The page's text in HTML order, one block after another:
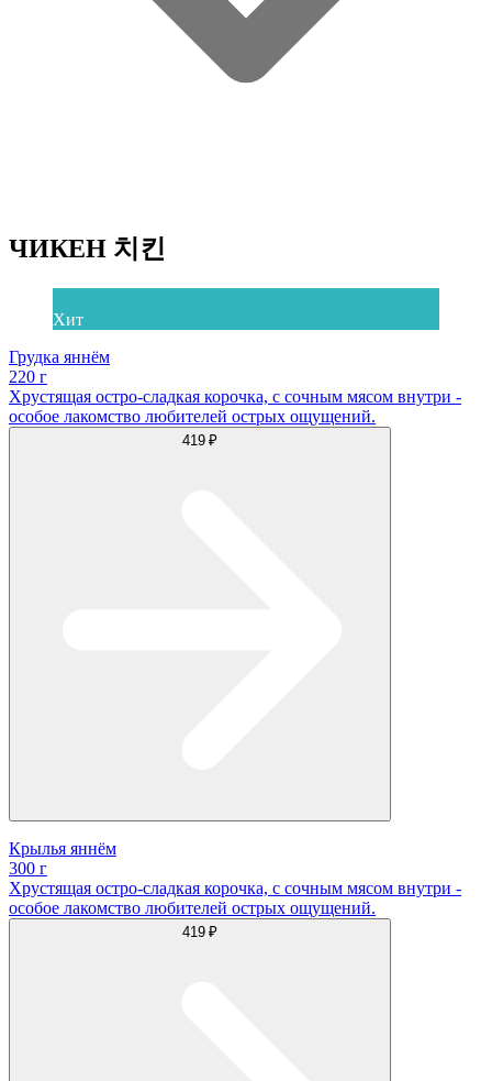
ЧИКЕН 치킨
Хит
Грудка яннём
220 г
Хрустящая остро-сладкая корочка, с сочным мясом внутри -
особое лакомство любителей острых ощущений.
419 ₽
Крылья яннём
300 г
Хрустящая остро-сладкая корочка, с сочным мясом внутри -
особое лакомство любителей острых ощущений.
419 ₽